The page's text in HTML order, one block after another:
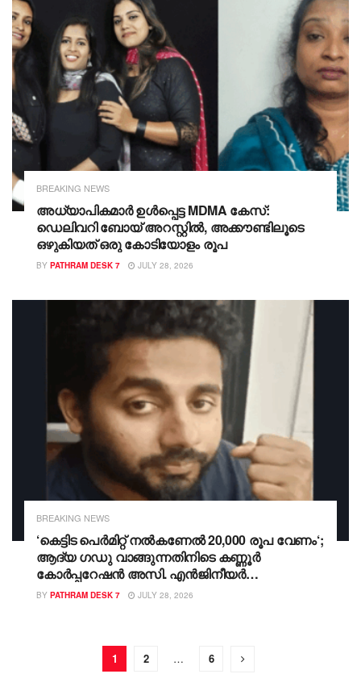
BREAKING NEWS
അധ്യാപികമാർ ഉൾപ്പെട്ട MDMA കേസ്:
ഡെലിവറി ബോയ് അറസ്റ്റിൽ, അക്കൗണ്ടിലൂടെ
ഒഴുകിയത് ഒരു കോടിയോളം രൂപ
BY PATHRAM DESK 7 JULY 28, 2026
BREAKING NEWS
‘കെട്ടിട പെർമിറ്റ് നൽകണേൽ 20,000 രൂപ വേണം‘;
ആദ്യ ഗഡു വാങ്ങുന്നതിനിടെ കണ്ണൂർ
കോർപ്പറേഷൻ അസി. എൻജിനീയർ
വിജിലൻസിന്റെ പിടിയിൽ
BY PATHRAM DESK 7 JULY 28, 2026
1 2 … 6